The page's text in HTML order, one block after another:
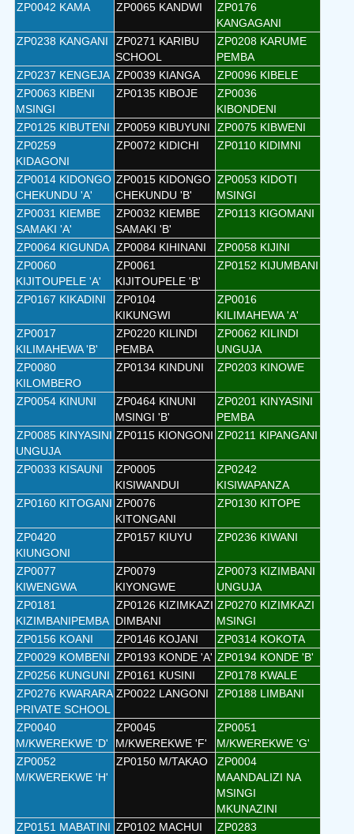
ZP0042 KAMA
ZP0065 KANDWI
ZP0176
KANGAGANI
ZP0238 KANGANI
ZP0271 KARIBU
SCHOOL
ZP0208 KARUME
PEMBA
ZP0237 KENGEJA ZP0039 KIANGA
ZP0096 KIBELE
ZP0063 KIBENI
MSINGI
ZP0135 KIBOJE
ZP0036
KIBONDENI
ZP0125 KIBUTENI ZP0059 KIBUYUNI
ZP0075 KIBWENI
ZP0259
KIDAGONI
ZP0072 KIDICHI ZP0110 KIDIMNI
ZP0014 KIDONGO
CHEKUNDU 'A'
ZP0015 KIDONGO
CHEKUNDU 'B'
ZP0053 KIDOTI
MSINGI
ZP0031 KIEMBE
SAMAKI 'A'
ZP0032 KIEMBE
SAMAKI 'B'
ZP0113 KIGOMANI
ZP0064 KIGUNDA ZP0084 KIHINANI
ZP0058 KIJINI
ZP0060
KIJITOUPELE 'A'
ZP0061
KIJITOUPELE 'B'
ZP0152 KIJUMBANI
ZP0167 KIKADINI
ZP0104
KIKUNGWI
ZP0016
KILIMAHEWA 'A'
ZP0017
KILIMAHEWA 'B'
ZP0220 KILINDI
PEMBA
ZP0062 KILINDI
UNGUJA
ZP0080
KILOMBERO
ZP0134 KINDUNI ZP0203 KINOWE
ZP0054 KINUNI
ZP0464 KINUNI
MSINGI 'B'
ZP0201 KINYASINI
PEMBA
ZP0085 KINYASINI
UNGUJA
ZP0115 KIONGONI ZP0211 KIPANGANI
ZP0033 KISAUNI
ZP0005
KISIWANDUI
ZP0242
KISIWAPANZA
ZP0160 KITOGANI ZP0076
KITONGANI
ZP0130 KITOPE
ZP0420
KIUNGONI
ZP0157 KIUYU ZP0236 KIWANI
ZP0077
KIWENGWA
ZP0079
KIYONGWE
ZP0073 KIZIMBANI
UNGUJA
ZP0181
KIZIMBANIPEMBA
ZP0126 KIZIMKAZI
DIMBANI
ZP0270 KIZIMKAZI
MSINGI
ZP0156 KOANI
ZP0146 KOJANI
ZP0314 KOKOTA
ZP0029 KOMBENI ZP0193 KONDE 'A' ZP0194 KONDE 'B'
ZP0256 KUNGUNI ZP0161 KUSINI
ZP0178 KWALE
ZP0276 KWARARA
PRIVATE SCHOOL
ZP0022 LANGONI ZP0188 LIMBANI
ZP0040
M/KWEREKWE 'D'
ZP0045
M/KWEREKWE 'F'
ZP0051
M/KWEREKWE 'G'
ZP0052
M/KWEREKWE 'H'
ZP0150 M/TAKAO
ZP0004
MAANDALIZI NA
MSINGI
MKUNAZINI
ZP0151 MABATINI ZP0102 MACHUI ZP0283